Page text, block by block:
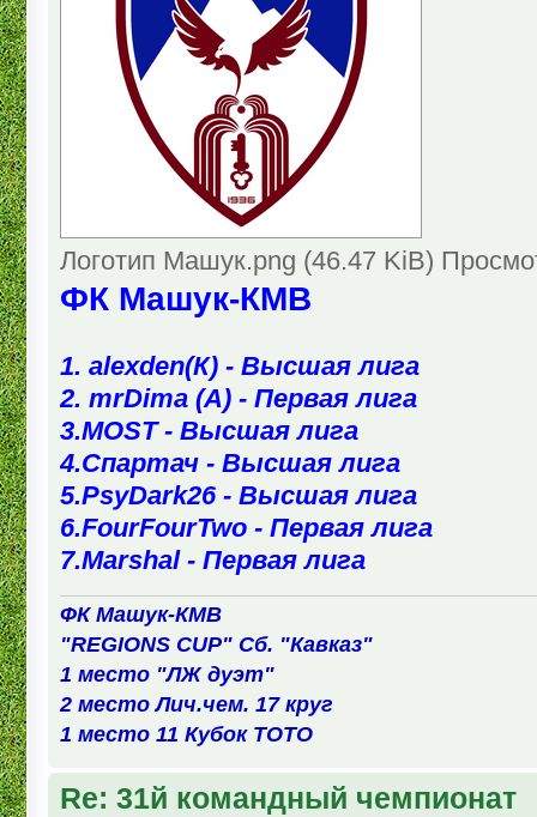
Логотип Машук.png (46.47 KiB)
ФК Машук-КМВ
1. alexden(К) - Высшая лига
2. mrDima (А) - Первая лига
3.MOST - Высшая лига
4.Спартач - Высшая лига
5.PsyDark26 - Высшая лига
6.FourFourTwo - Первая лига
7.Marshal - Первая лига
ФК Машук-КМВ
"REGIONS CUP" Сб. "Кавказ"
1 место "ЛЖ дуэт"
2 место Лич.чем. 17 круг
1 место 11 Кубок ТОТО
Re: 31й командный чемпионат